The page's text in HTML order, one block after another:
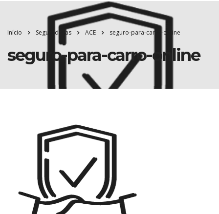
Início Seguradoras ACE seguro-para-carro-online
seguro-para-carro-online